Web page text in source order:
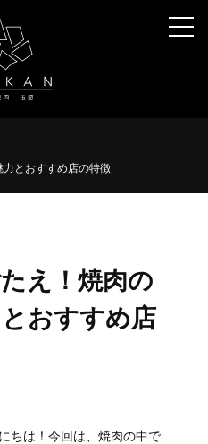
とおすすめ店の特徴
え！焼肉の
おすすめ店
ちは！今回は、焼肉の中で